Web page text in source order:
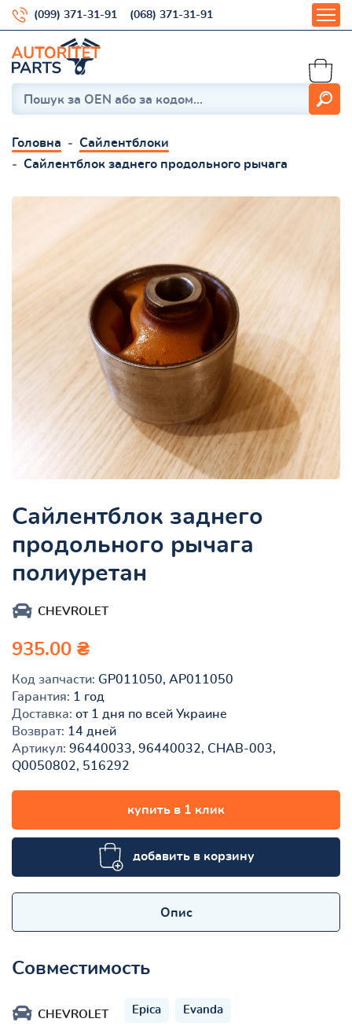
(099) 371-31-91 (068) 371-31-91
Головна
Сайлентблоки
Сайлентблок заднего продольного рычага
Сайлентблок заднего
продольного рычага
полиуретан
CHEVROLET
935.00 ₴
Код запчасти: GP011050, AP011050
Гарантия: 1 год
Доставка: от 1 дня по всей Украине
Возврат: 14 дней
Артикул: 96440033, 96440032, CHAB-003,
Q0050802, 516292
купить в 1 клик
добавить в корзину
Опис
Совместимость
CHEVROLET Epica Evanda